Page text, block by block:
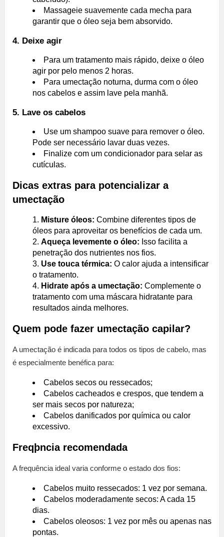
Massageie suavemente cada mecha para
garantir que o óleo seja bem absorvido.
4. Deixe agir
Para um tratamento mais rápido, deixe o óleo
agir por pelo menos 2 horas.
Para umectação noturna, durma com o óleo
nos cabelos e assim lave pela manhã.
5. Lave os cabelos
Use um shampoo suave para remover o óleo.
Pode ser necessário lavar duas vezes.
Finalize com um condicionador para selar as
cutículas.
Dicas extras para potencializar a
umectação
Misture óleos: Combine diferentes tipos de
óleos para aproveitar os benefícios de cada um.
Aqueça levemente o óleo: Isso facilita a
penetração dos nutrientes nos fios.
Use touca térmica: O calor ajuda a intensificar
o tratamento.
Hidrate após a umectação: Complemente o
tratamento com uma máscara hidratante para
resultados ainda melhores.
Quem pode fazer umectação capilar?
A umectação é indicada para todos os tipos de cabelo, mas
é especialmente benéfica para:
Cabelos secos ou ressecados;
Cabelos cacheados e crespos, que tendem a
ser mais secos por natureza;
Cabelos danificados por química ou calor
excessivo.
Freqþncia recomendada
A frequência ideal varia conforme o estado dos fios:
Cabelos muito ressecados: 1 vez por semana.
Cabelos moderadamente secos: A cada 15
dias.
Cabelos oleosos: 1 vez por mês ou apenas nas
pontas.